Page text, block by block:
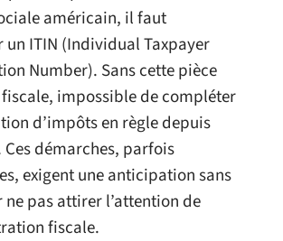
américain, il faut
un ITIN (Individual Taxpayer
Number). Sans cette pièce
impossible de compléter
d’impôts en règle depuis
Ces démarches, parfois
exigent une anticipation sans
pas attirer l’attention de
fiscale.